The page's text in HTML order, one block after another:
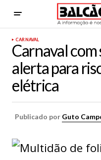
CARNAVAL
Carnaval
alerta para
elétrica
Publicado por Guto